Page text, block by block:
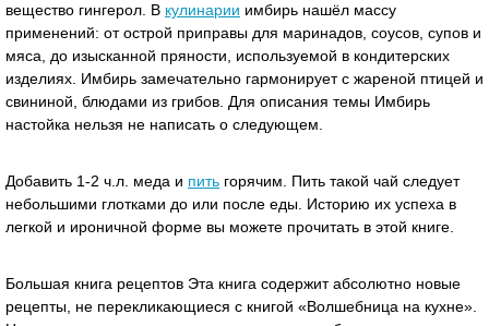
вещество гингерол. В кулинарии имбирь нашёл массу
применений: от острой приправы для маринадов, соусов, супов и
мяса, до изысканной пряности, используемой в кондитерских
изделиях. Имбирь замечательно гармонирует с жареной птицей и
свининой, блюдами из грибов. Для описания темы Имбирь
настойка нельзя не написать о следующем.
Добавить 1-2 ч.л. меда и пить горячим. Пить такой чай следует
небольшими глотками до или после еды. Историю их успеха в
легкой и ироничной форме вы можете прочитать в этой книге.
Большая книга рецептов Эта книга содержит абсолютно новые
рецепты, не перекликающиеся с книгой «Волшебница на кухне».